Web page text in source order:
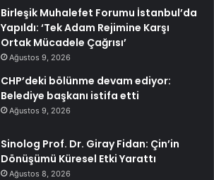
Birleşik Muhalefet Forumu İstanbul’da
Yapıldı: ‘Tek Adam Rejimine Karşı
Ortak Mücadele Çağrısı’
Ağustos 9, 2026
CHP’deki bölünme devam ediyor:
Belediye başkanı istifa etti
Ağustos 9, 2026
Sinolog Prof. Dr. Giray Fidan: Çin’in
Dönüşümü Küresel Etki Yarattı
Ağustos 8, 2026